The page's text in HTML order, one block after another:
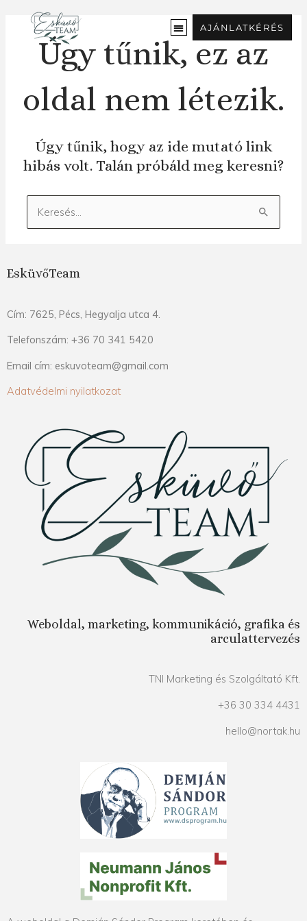
tartalomra
AJÁNLATKÉRÉS
Úgy tűnik, ez az
oldal nem létezik.
Úgy tűnik, hogy az ide mutató link
hibás volt. Talán próbáld meg keresni?
Keresés:
EsküvőTeam
Cím: 7625, Pécs, Hegyalja utca 4.
Telefonszám: +36 70 341 5420
Email cím: eskuvoteam@gmail.com
Adatvédelmi nyilatkozat
Weboldal, marketing, kommunikáció, grafika és
arculattervezés
TNI Marketing és Szolgáltató Kft.
+36 30 334 4431
hello@nortak.hu